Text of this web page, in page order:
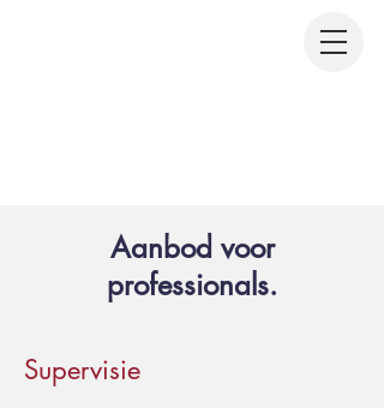
Aanbod voor
professionals.
Supervisie